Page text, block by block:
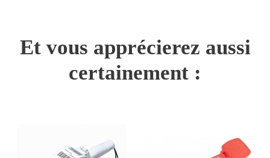
Et vous apprécierez aussi
certainement :